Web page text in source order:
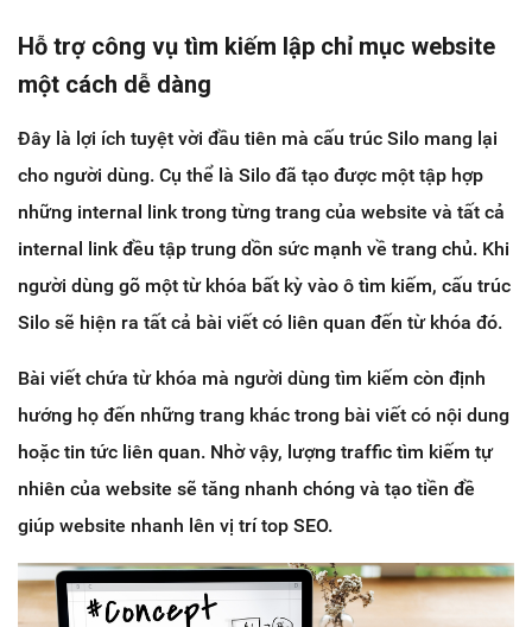
Hỗ trợ công vụ tìm kiếm lập chỉ mục website
một cách dễ dàng
Đây là lợi ích tuyệt vời đầu tiên mà cấu trúc Silo mang lại
cho người dùng. Cụ thể là Silo đã tạo được một tập hợp
những internal link trong từng trang của website và tất cả
internal link đều tập trung dồn sức mạnh về trang chủ. Khi
người dùng gõ một từ khóa bất kỳ vào ô tìm kiếm, cấu trúc
Silo sẽ hiện ra tất cả bài viết có liên quan đến từ khóa đó.
Bài viết chứa từ khóa mà người dùng tìm kiếm còn định
hướng họ đến những trang khác trong bài viết có nội dung
hoặc tin tức liên quan. Nhờ vậy, lượng traffic tìm kiếm tự
nhiên của website sẽ tăng nhanh chóng và tạo tiền đề
giúp website nhanh lên vị trí top SEO.